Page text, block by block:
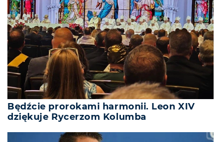
Będźcie prorokami harmonii. Leon XIV
dziękuje Rycerzom Kolumba